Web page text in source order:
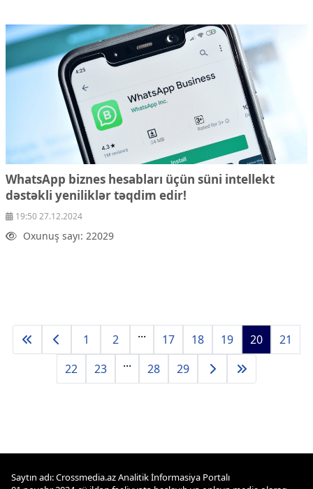
WhatsApp biznes hesabları üçün süni intellekt
dəstəkli yeniliklər təqdim edir!
19:50 27.12.2024
Oxunuş sayı: 22029
1 2 ... 17 18 19 20
21
22
23 ... 28 29
Saytın adı: Crossmedia.az Analitik İnformasiya Portalı